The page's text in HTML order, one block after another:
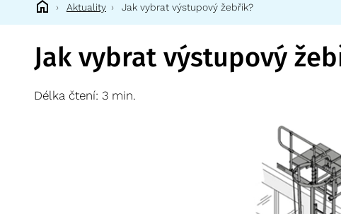
Aktuality Jak vybrat výstupový žebřík?
Jak vybrat výstupový
Délka čtení: 3 min.